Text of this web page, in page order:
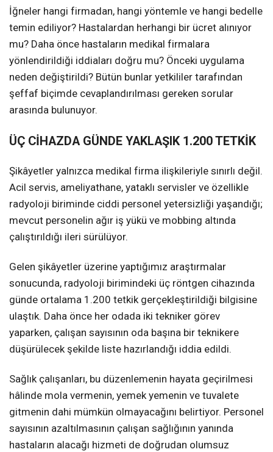
İğneler hangi firmadan, hangi yöntemle ve hangi bedelle
temin ediliyor? Hastalardan herhangi bir ücret alınıyor
mu? Daha önce hastaların medikal firmalara
yönlendirildiği iddiaları doğru mu? Önceki uygulama
neden değiştirildi? Bütün bunlar yetkililer tarafından
şeffaf biçimde cevaplandırılması gereken sorular
arasında bulunuyor.
ÜÇ CİHAZDA GÜNDE YAKLAŞIK 1.200 TETKİK
Şikâyetler yalnızca medikal firma ilişkileriyle sınırlı değil.
Acil servis, ameliyathane, yataklı servisler ve özellikle
radyoloji biriminde ciddi personel yetersizliği yaşandığı;
mevcut personelin ağır iş yükü ve mobbing altında
çalıştırıldığı ileri sürülüyor.
Gelen şikâyetler üzerine yaptığımız araştırmalar
sonucunda, radyoloji birimindeki üç röntgen cihazında
günde ortalama 1.200 tetkik gerçekleştirildiği bilgisine
ulaştık. Daha önce her odada iki tekniker görev
yaparken, çalışan sayısının oda başına bir teknikere
düşürülecek şekilde liste hazırlandığı iddia edildi.
Sağlık çalışanları, bu düzenlemenin hayata geçirilmesi
hâlinde mola vermenin, yemek yemenin ve tuvalete
gitmenin dahi mümkün olmayacağını belirtiyor. Personel
sayısının azaltılmasının çalışan sağlığının yanında
hastaların alacağı hizmeti de doğrudan olumsuz